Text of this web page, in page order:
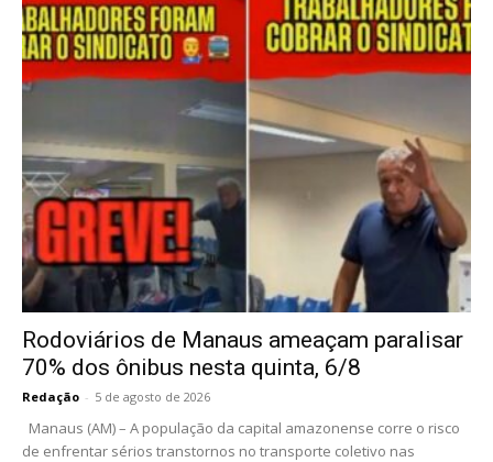
Rodoviários de Manaus ameaçam paralisar
70% dos ônibus nesta quinta, 6/8
Redação - 5 de agosto de 2026
Manaus (AM) – A população da capital amazonense corre o risco
de enfrentar sérios transtornos no transporte coletivo nas